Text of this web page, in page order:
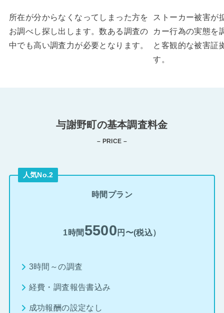
所在が分からなくなってしまった方を
お調べし探し出します。数ある調査の
中でも高い調査力が必要となります。
ストーカー被害が
カー行為の実態を
と客観的な被害証
す。
与謝野町の基本調査料金
– PRICE –
人気No.2
時間プラン
1時間 5500 円〜(税込）
3時間～の調査
経費・調査報告書込み
成功報酬の設定なし